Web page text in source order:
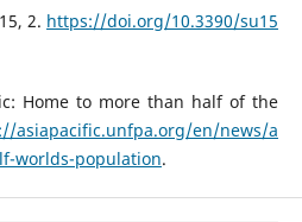
2. https://doi.org/10.3390/su15
Home to more than half of the
asiapacific.unfpa.org/en/news/a
worlds-population.